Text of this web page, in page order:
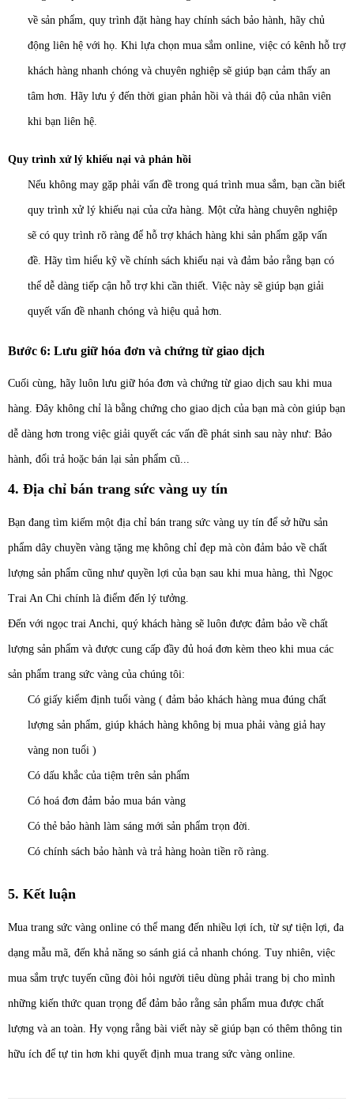
về sản phẩm, quy trình đặt hàng hay chính sách bảo hành, hãy chủ
động liên hệ với họ. Khi lựa chọn mua sắm online, việc có kênh hỗ trợ
khách hàng nhanh chóng và chuyên nghiệp sẽ giúp bạn cảm thấy an
tâm hơn. Hãy lưu ý đến thời gian phản hồi và thái độ của nhân viên
khi bạn liên hệ.
Quy trình xử lý khiếu nại và phản hồi
Nếu không may gặp phải vấn đề trong quá trình mua sắm, bạn cần biết
quy trình xử lý khiếu nại của cửa hàng. Một cửa hàng chuyên nghiệp
sẽ có quy trình rõ ràng để hỗ trợ khách hàng khi sản phẩm gặp vấn
đề. Hãy tìm hiểu kỹ về chính sách khiếu nại và đảm bảo rằng bạn có
thể dễ dàng tiếp cận hỗ trợ khi cần thiết. Việc này sẽ giúp bạn giải
quyết vấn đề nhanh chóng và hiệu quả hơn.
Bước 6: Lưu giữ hóa đơn và chứng từ giao dịch
Cuối cùng, hãy luôn lưu giữ hóa đơn và chứng từ giao dịch sau khi mua
hàng. Đây không chỉ là bằng chứng cho giao dịch của bạn mà còn giúp bạn
dễ dàng hơn trong việc giải quyết các vấn đề phát sinh sau này như: Bảo
hành, đổi trả hoặc bán lại sản phẩm cũ...
4. Địa chỉ bán trang sức vàng uy tín
Bạn đang tìm kiếm một địa chỉ bán trang sức vàng uy tín để sở hữu sản
phẩm dây chuyền vàng tặng mẹ không chỉ đẹp mà còn đảm bảo về chất
lượng sản phẩm cũng như quyền lợi của bạn sau khi mua hàng, thì Ngọc
Trai An Chi chính là điểm đến lý tưởng.
Đến với ngọc trai Anchi, quý khách hàng sẽ luôn được đảm bảo về chất
lượng sản phẩm và được cung cấp đầy đủ hoá đơn kèm theo khi mua các
sản phẩm trang sức vàng của chúng tôi:
Có giấy kiểm định tuổi vàng ( đảm bảo khách hàng mua đúng chất
lượng sản phẩm, giúp khách hàng không bị mua phải vàng giả hay
vàng non tuổi )
Có dấu khắc của tiệm trên sản phẩm
Có hoá đơn đảm bảo mua bán vàng
Có thẻ bảo hành làm sáng mới sản phẩm trọn đời.
Có chính sách bảo hành và trả hàng hoàn tiền rõ ràng.
5. Kết luận
Mua trang sức vàng online có thể mang đến nhiều lợi ích, từ sự tiện lợi, đa
dạng mẫu mã, đến khả năng so sánh giá cả nhanh chóng. Tuy nhiên, việc
mua sắm trực tuyến cũng đòi hỏi người tiêu dùng phải trang bị cho mình
những kiến thức quan trọng để đảm bảo rằng sản phẩm mua được chất
lượng và an toàn. Hy vọng rằng bài viết này sẽ giúp bạn có thêm thông tin
hữu ích để tự tin hơn khi quyết định mua trang sức vàng online.